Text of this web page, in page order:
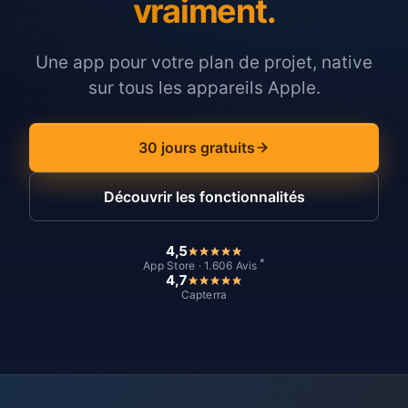
vraiment.
Une app pour votre plan de projet, native
sur tous les appareils Apple.
30 jours gratuits
Découvrir les fonctionnalités
4,5
App Store · 1.606 Avis *
4,7
Capterra